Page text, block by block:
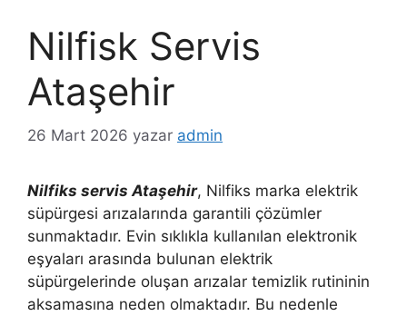
Nilfisk Servis
Ataşehir
26 Mart 2026 yazar admin
Nilfiks servis Ataşehir, Nilfiks marka elektrik
süpürgesi arızalarında garantili çözümler
sunmaktadır. Evin sıklıkla kullanılan elektronik
eşyaları arasında bulunan elektrik
süpürgelerinde oluşan arızalar temizlik rutininin
aksamasına neden olmaktadır. Bu nedenle